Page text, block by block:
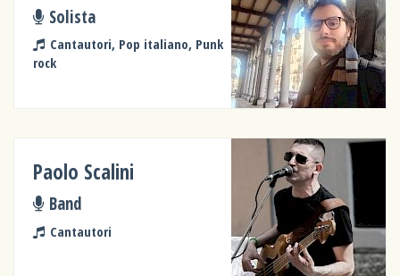
Solista
Cantautori, Pop italiano, Punk
rock
Paolo Scalini
Band
Cantautori